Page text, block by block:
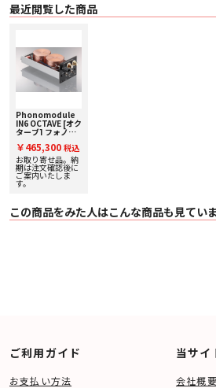
最近閲覧した商品
Phonomodule
IN6 OCTAVE [オク
ターブ] フォノイ
ョン入力モジュー
ル
￥465,300 税込
お取り寄せ品。納
期は注文確認後に
ご案内いたしま
す。
この商品をみた人はこんな商品も見てい
ご利用ガイド
お支払い方法
当サイ
会社概要